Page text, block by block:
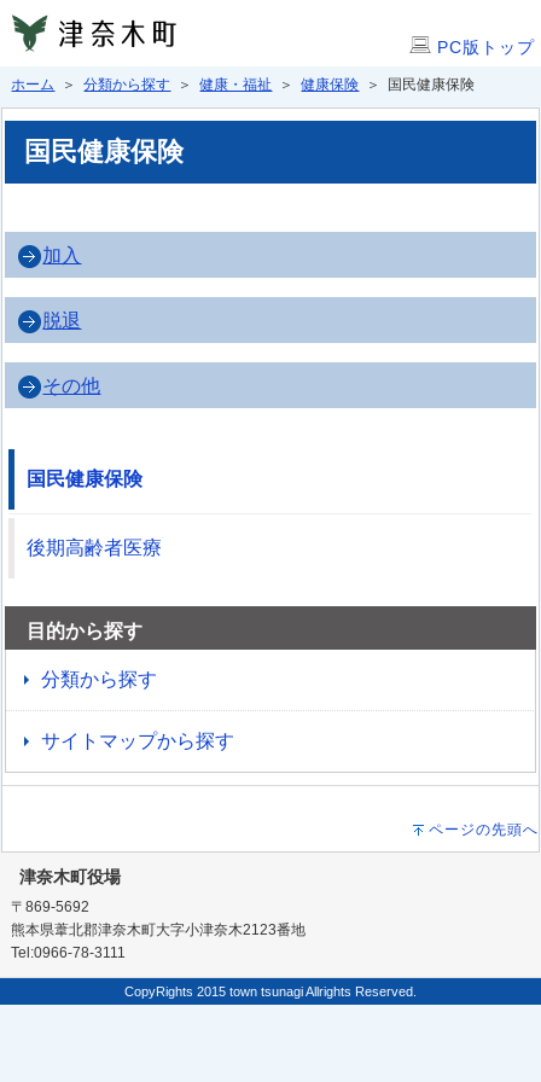
PC版トップ
ホーム ＞分類から探す ＞健康・福祉 ＞健康保険 ＞ 国民健康保険
国民健康保険
加入
脱退
その他
国民健康保険
後期高齢者医療
目的から探す
分類から探す
サイトマップから探す
ページの先頭へ
津奈木町役場
〒869-5692
熊本県葦北郡津奈木町大字小津奈木2123番地
Tel:0966-78-3111
CopyRights 2015 town tsunagi Allrights Reserved.